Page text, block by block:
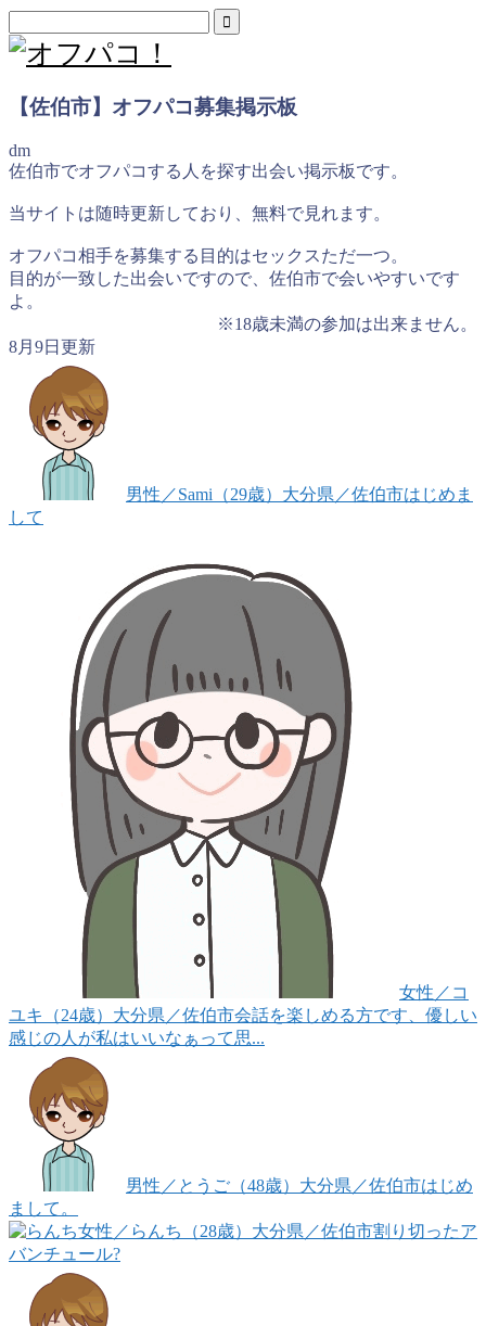
【佐伯市】オフパコ募集掲示板
dm
佐伯市でオフパコする人を探す出会い掲示板です。
当サイトは随時更新しており、無料で見れます。
オフパコ相手を募集する目的はセックスただ一つ。
目的が一致した出会いですので、佐伯市で会いやすいです
よ。
※18歳未満の参加は出来ません。
8月9日更新
男性 ／Sami（29歳） 大分県／佐伯市はじめま
して
女性 ／コ
ユキ（24歳） 大分県／佐伯市会話を楽しめる方です、優しい
感じの人が私はいいなぁって思...
男性 ／とうご（48歳） 大分県／佐伯市はじめ
まして。
女性 ／らんち（28歳） 大分県／佐伯市割り切ったア
バンチュール?